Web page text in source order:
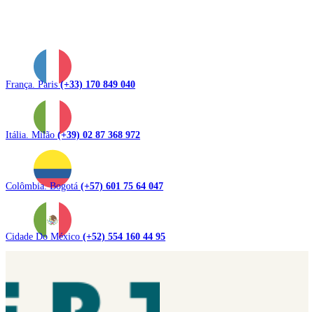
França. Paris(+33) 170 849 040
Itália. Milão (+39) 02 87 368 972
Colômbia. Bogotá (+57) 601 75 64 047
Cidade Do México (+52) 554 160 44 95